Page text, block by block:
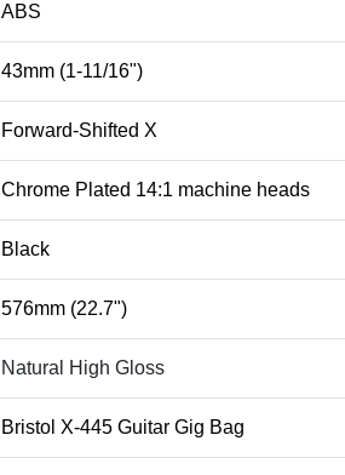
ABS
43mm (1-11/16")
Forward-Shifted X
Chrome Plated 14:1 machine heads
Black
576mm (22.7")
Natural High Gloss
Bristol X-445 Guitar Gig Bag